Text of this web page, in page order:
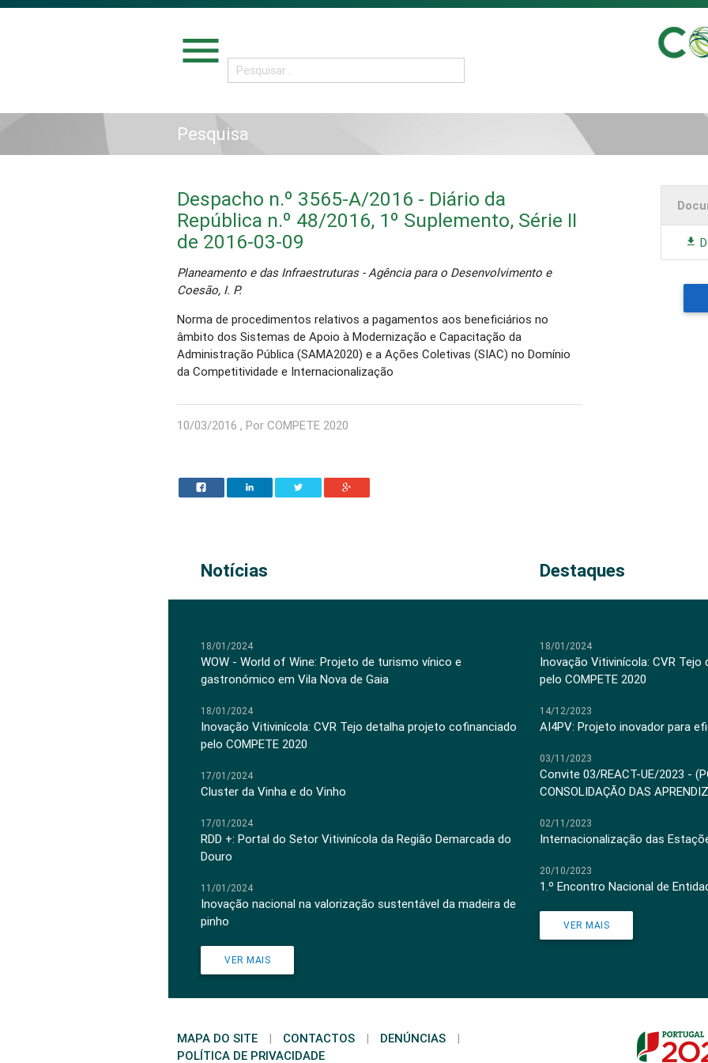
menu
Pesquisa
Despacho n.º 3565-A/2016 - Diário da
República n.º 48/2016, 1º Suplemento, Série II
de 2016-03-09
Planeamento e das Infraestruturas - Agência para o Desenvolvimento e
Coesão, I. P.
Norma de procedimentos relativos a pagamentos aos beneficiários no
âmbito dos Sistemas de Apoio à Modernização e Capacitação da
Administração Pública (SAMA2020) e a Ações Coletivas (SIAC) no Domínio
da Competitividade e Internacionalização
10/03/2016 , Por COMPETE 2020
Notícias Destaques
18/01/2024
WOW - World of Wine: Projeto de turismo vínico e
gastronómico em Vila Nova de Gaia
18/01/2024
Inovação Vitivinícola: CVR Tejo detalha projeto cofinanciado
pelo COMPETE 2020
17/01/2024
Cluster da Vinha e do Vinho
17/01/2024
RDD +: Portal do Setor Vitivinícola da Região Demarcada do
Douro
11/01/2024
Inovação nacional na valorização sustentável da madeira de
pinho
VER MAIS
18/01/2024
Inovação Vitivinícola: CVR
pelo COMPETE 2020
14/12/2023
AI4PV: Projeto inovador para
03/11/2023
Convite 03/REACT-UE/2023 -
CONSOLIDAÇÃO DAS
02/11/2023
Internacionalização das
20/10/2023
1.º Encontro Nacional de
VER MAIS
MAPA DO SITE | CONTACTOS | DENÚNCIAS
|
POLÍTICA DE PRIVACIDADE